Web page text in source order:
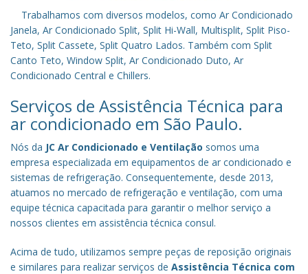
Trabalhamos com diversos modelos, como Ar Condicionado
Janela, Ar Condicionado Split, Split Hi-Wall, Multisplit, Split Piso-
Teto, Split Cassete, Split Quatro Lados. Também com Split
Canto Teto, Window Split, Ar Condicionado Duto, Ar
Condicionado Central e Chillers.
Serviços de Assistência Técnica para
ar condicionado em São Paulo.
Nós da JC Ar Condicionado e Ventilação somos uma
empresa especializada em equipamentos de ar condicionado e
sistemas de refrigeração. Consequentemente, desde 2013,
atuamos no mercado de refrigeração e ventilação, com uma
equipe técnica capacitada para garantir o melhor serviço a
nossos clientes em assistência técnica consul.
Acima de tudo, utilizamos sempre peças de reposição originais
e similares para realizar serviços de Assistência Técnica com